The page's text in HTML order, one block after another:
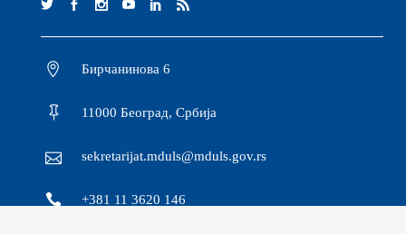
Бирчанинова 6
11000 Београд, Србија
sekretarijat.mduls@mduls.gov.rs
+381 11 3620 146